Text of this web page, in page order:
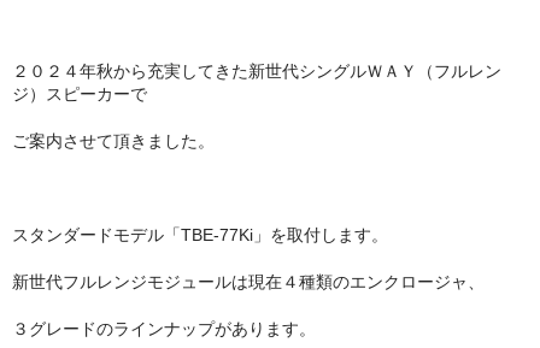
２０２４年秋から充実してきた新世代シングルＷＡＹ（フルレン
ジ）スピーカーで
ご案内させて頂きました。
スタンダードモデル「TBE-77Ki」を取付します。
新世代フルレンジモジュールは現在４種類のエンクロージャ、
３グレードのラインナップがあります。